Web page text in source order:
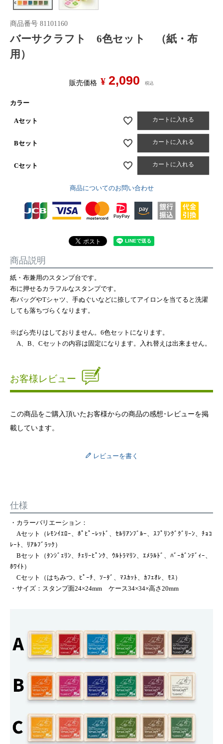
商品番号 81101160
バーサクラフト 6色セット （紙・布
用）
販売価格 ¥ 2,090 税込
カラー
Aセット カートに入れる
Bセット カートに入れる
Cセット カートに入れる
商品についてのお問い合わせ
商品説明
紙・布兼用のスタンプ台です。
布に押せるカラフルなスタンプです。
布バッグやTシャツ、手ぬぐいなどに捺してアイロンを当てると洗濯
しても落ちづらくなります。
※ばら売りはしておりません。6色セットになります。
A、B、Cセットの内容は固定になります。入れ替えは出来ません。
お客様レビュー
この商品をご購入頂いたお客様からの商品の感想･レビューを掲
載しています。
レビューを書く
仕様
・カラーバリエーション：
Aセット（ﾚﾓﾝｲｴﾛｰ、ﾎﾟﾋﾟｰﾚｯﾄﾞ、ｾﾙﾘｱﾝﾌﾞﾙｰ、ｽﾌﾟﾘﾝｸﾞｸﾞﾘｰﾝ、ﾁｮｺ
ﾚｰﾄ、ﾘｱﾙﾌﾞﾗｯｸ）
Bセット（ﾀﾝｼﾞｪﾘﾝ、ﾁｪﾘｰﾋﾟﾝｸ、ｳﾙﾄﾗﾏﾘﾝ、ｴﾒﾗﾙﾄﾞ、ﾊﾞｰｶﾞﾝﾃﾞｨｰ、
ﾎﾜｲﾄ）
Cセット（はちみつ、ﾋﾟｰﾁ、ｿｰﾀﾞ、ﾏｽｶｯﾄ、ｶﾌｪｵﾚ、ﾓｽ）
・サイズ：スタンプ面24×24mm ケース34×34×高さ20mm